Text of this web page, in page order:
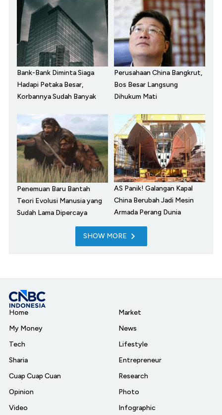
Bank-Bank Diminta Siaga
Hadapi Petaka Besar,
Korbannya Sudah Banyak
Perusahaan China Bangkrut,
Bos Besar Langsung
Dihukum Mati
Penemuan Baru Bantah
Teori Evolusi Manusia yang
Sudah Lama Dipercaya
AS Panik! Galangan Kapal
China Berubah Jadi Mesin
Armada Perang Dunia
SHOW MORE
Home
My Money
Tech
Sharia
Cuap Cuap Cuan
Opinion
Video
Market
News
Lifestyle
Entrepreneur
Research
Photo
Infographic